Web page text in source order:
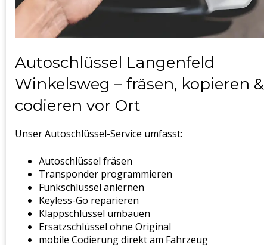
Autoschlüssel Langenfeld
Winkelsweg – fräsen, kopieren &
codieren vor Ort
Unser Autoschlüssel-Service umfasst:
Autoschlüssel fräsen
Transponder programmieren
Funkschlüssel anlernen
Keyless-Go reparieren
Klappschlüssel umbauen
Ersatzschlüssel ohne Original
mobile Codierung direkt am Fahrzeug